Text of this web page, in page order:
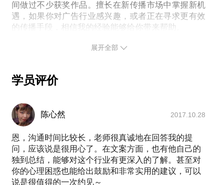
间做过不少获奖作品。擅长在新传播市场中掌握新机
遇，如果你对广告行业感兴趣，或者正在寻求更有效
的传播手段，相信我的经验能够给你带来帮助。
展开全部
学员评价
陈心然 2017.10.28
恩，沟通时间比较长，老师很真诚地在回答我的提
问，应该说是很用心了。在文案方面，也有他自己的
独到总结，能够对这个行业有更深入的了解。甚至对
你的心理困惑也能给出鼓励和非常实用的建议，可以
说是很值得的一次约见～